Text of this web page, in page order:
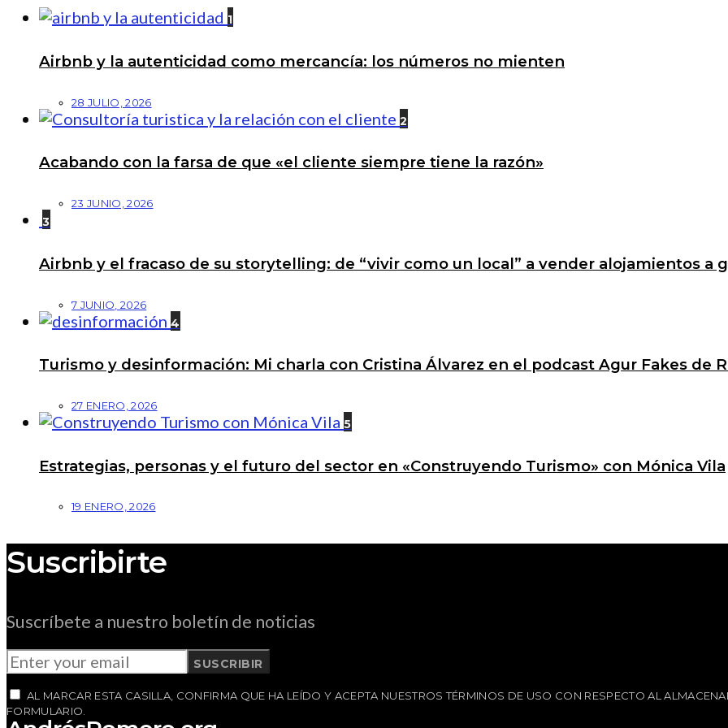
1
Airbnb y la autenticidad como mercancía: los números no mienten
28 JULIO, 2026
2
Acabando con la farsa de que «el cliente siempre tiene la razón»
23 JUNIO, 2026
3
Airbnb y el fracaso de su storytelling: de “vivir como un local” a vender alojamientos a
7 JUNIO, 2026
4
Turismo y desinformación: Mi charla con Cristina Álvarez en el podcast Agur Fakes de
27 ENERO, 2026
5
Estrategias, personas y el futuro del sector en «Construyendo Turismo» con Mónica Vila
19 ENERO, 2026
Suscribirte
Suscríbete a nuestro boletín de noticias
SUSCRIBIR
AL MARCAR ESTA CASILLA, CONFIRMA QUE HA LEÍDO Y ACEPTA NUESTROS TÉRMINOS DE USO CON RESPECTO AL
FORMULARIO.